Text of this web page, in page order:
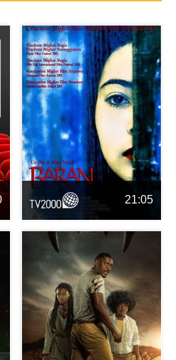
21:05